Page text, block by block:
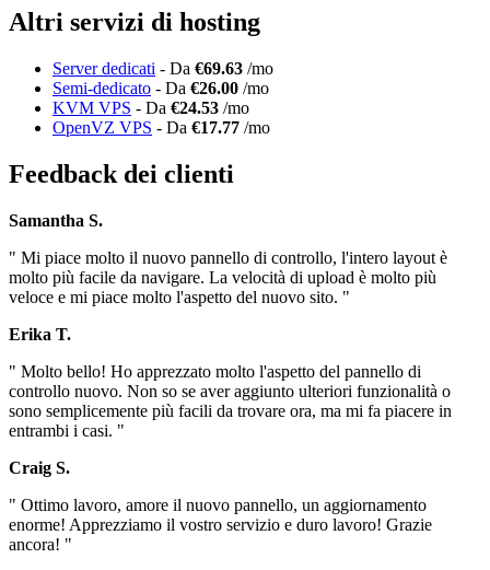
Altri servizi di hosting
Server dedicati - Da €69.63 /mo
Semi-dedicato - Da €26.00 /mo
KVM VPS - Da €24.53 /mo
OpenVZ VPS - Da €17.77 /mo
Feedback dei clienti
Samantha S.
" Mi piace molto il nuovo pannello di controllo, l'intero layout è
molto più facile da navigare. La velocità di upload è molto più
veloce e mi piace molto l'aspetto del nuovo sito. "
Erika T.
" Molto bello! Ho apprezzato molto l'aspetto del pannello di
controllo nuovo. Non so se aver aggiunto ulteriori funzionalità o
sono semplicemente più facili da trovare ora, ma mi fa piacere in
entrambi i casi. "
Craig S.
" Ottimo lavoro, amore il nuovo pannello, un aggiornamento
enorme! Apprezziamo il vostro servizio e duro lavoro! Grazie
ancora! "